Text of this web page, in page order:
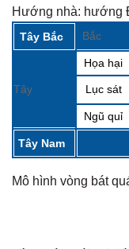
Hướng nhà: hướng
Tây Bắc Bắc
Tây
Họa hại
Lục sát
Ngũ quỉ
Tây Nam
Mô hình vòng bát